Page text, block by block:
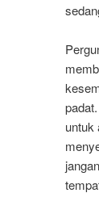
untuk